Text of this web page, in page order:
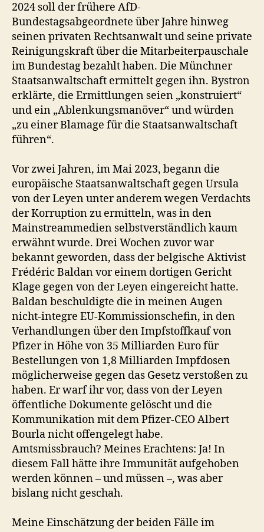
2024 soll der frühere AfD-
Bundestagsabgeordnete über Jahre hinweg
seinen privaten Rechtsanwalt und seine private
Reinigungskraft über die Mitarbeiterpauschale
im Bundestag bezahlt haben. Die Münchner
Staatsanwaltschaft ermittelt gegen ihn. Bystron
erklärte, die Ermittlungen seien „konstruiert“
und ein „Ablenkungsmanöver“ und würden
„zu einer Blamage für die Staatsanwaltschaft
führen“.
Vor zwei Jahren, im Mai 2023, begann die
europäische Staatsanwaltschaft gegen Ursula
von der Leyen unter anderem wegen Verdachts
der Korruption zu ermitteln, was in den
Mainstreammedien selbstverständlich kaum
erwähnt wurde. Drei Wochen zuvor war
bekannt geworden, dass der belgische Aktivist
Frédéric Baldan vor einem dortigen Gericht
Klage gegen von der Leyen eingereicht hatte.
Baldan beschuldigte die in meinen Augen
nicht-integre EU-Kommissionschefin, in den
Verhandlungen über den Impfstoffkauf von
Pfizer in Höhe von 35 Milliarden Euro für
Bestellungen von 1,8 Milliarden Impfdosen
möglicherweise gegen das Gesetz verstoßen zu
haben. Er warf ihr vor, dass von der Leyen
öffentliche Dokumente gelöscht und die
Kommunikation mit dem Pfizer-CEO Albert
Bourla nicht offengelegt habe.
Amtsmissbrauch? Meines Erachtens: Ja! In
diesem Fall hätte ihre Immunität aufgehoben
werden können – und müssen –, was aber
bislang nicht geschah.
Meine Einschätzung der beiden Fälle im